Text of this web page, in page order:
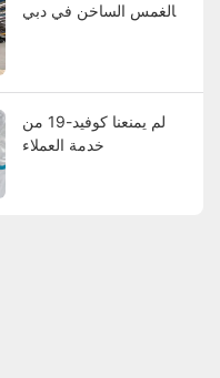
بالغمس الساخن في دبي
لم يمنعنا كوفيد-19 من
خدمة العملاء